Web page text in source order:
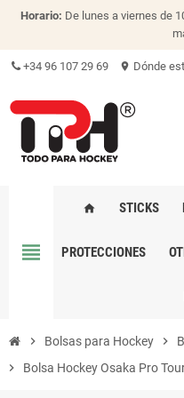
Horario: De lunes a viernes de
+34 96 107 29 69 location_on Dónde
view_headline
home STICKS
PROTECCIONES
chevron_right Bolsas para Hockey chevron_right
chevron_right
Bolsa Hockey Osaka Pro